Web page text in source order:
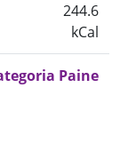
244.6
kCal
Paine